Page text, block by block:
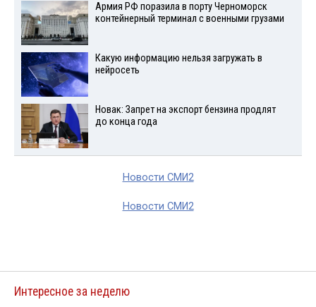
Армия РФ поразила в порту Черноморск
контейнерный терминал с военными грузами
Какую информацию нельзя загружать в
нейросеть
Новак: Запрет на экспорт бензина продлят
до конца года
Новости СМИ2
Новости СМИ2
Интересное за неделю